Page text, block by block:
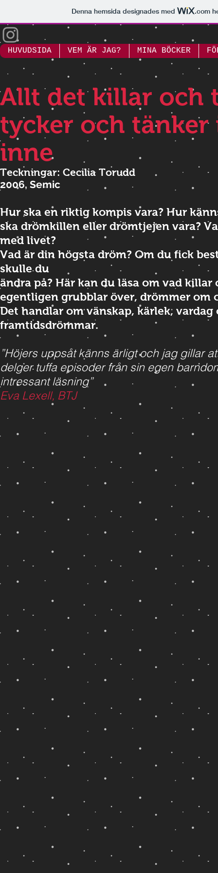
Denna hemsida designades med .com
HUVUDSIDA VEM ÄR JAG? MINA BÖCKER
Allt det killar och
tycker och tänker
inne
Teckningar: Cecilia Torudd
2006, Semic
Hur ska en riktig kompis vara? Hur
ska drömkillen eller drömtjejen vara?
med livet?
Vad är din högsta dröm? Om du fick
skulle du
ändra på? Här kan du läsa om vad killar
egentligen grubblar över, drömmer om
Det handlar om vänskap, kärlek, vardag
framtidsdrömmar.
”Höjers uppsåt känns ärligt och jag gillar
delger tuffa episoder från sin egen
intressant läsning”
Eva Lexell, BTJ